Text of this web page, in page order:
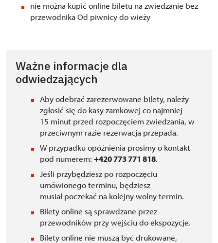
nie można kupić online biletu na zwiedzanie bez
przewodnika Od piwnicy do wieży
Ważne informacje dla
odwiedzających
Aby odebrać zarezerwowane bilety, należy
zgłosić się do kasy zamkowej co najmniej
15 minut przed rozpoczęciem zwiedzania, w
przeciwnym razie rezerwacja przepada.
W przypadku opóźnienia prosimy o kontakt
pod numerem: +420 773 771 818.
Jeśli przybędziesz po rozpoczęciu
umówionego terminu, będziesz
musiał poczekać na kolejny wolny termin.
Bilety online są sprawdzane przez
przewodników przy wejściu do ekspozycje.
Bilety online nie muszą być drukowane,